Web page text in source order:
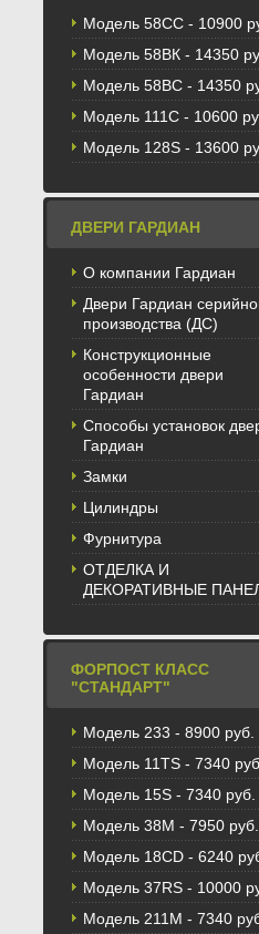
Модель 58CС - 10900
Модель 58BК - 14350
Модель 58ВС - 14350
Модель 111С - 10600
Модель 128S - 13600
ДВЕРИ ГАРДИАН
О компании Гардиан
Двери Гардиан
производства (ДС)
Конструкционные
особенности двери
Гардиан
Способы установок
Гардиан
Замки
Цилиндры
Фурнитура
ОТДЕЛКА И
ДЕКОРАТИВНЫЕ
ФОРПОСТ КЛАСС
"СТАНДАРТ"
Модель 233 - 8900 руб.
Модель 11TS - 7340 руб.
Модель 15S - 7340 руб.
Модель 38M - 7950 руб.
Модель 18CD - 6240
Модель 37RS - 10000
Модель 211М - 7340